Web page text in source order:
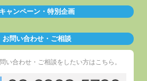
キャンペーン・特別企画
お問い合わせ・ご相談
い合わせ・ご相談をしたい方はこちら。